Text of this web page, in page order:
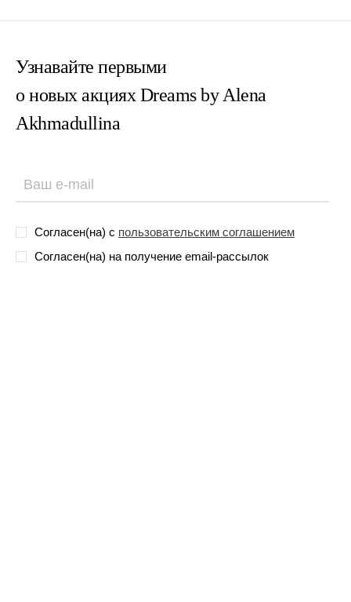
Узнавайте первыми
о новых акциях Dreams by Alena
Akhmadullina
Согласен(на) с пользовательским соглашением
Согласен(на) на получение email-рассылок